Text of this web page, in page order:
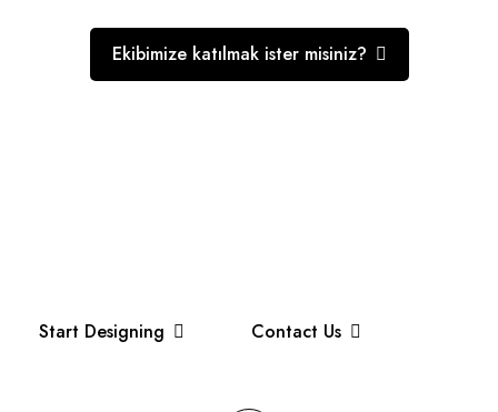
Ekibimize katılmak ister misiniz?
Start Designing Contact Us